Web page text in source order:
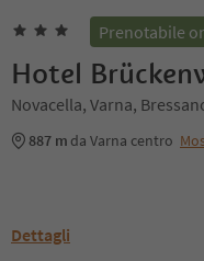
Prenotabile
Hotel
Novacella, Varna,
887 m da Varna centro
Dettagli